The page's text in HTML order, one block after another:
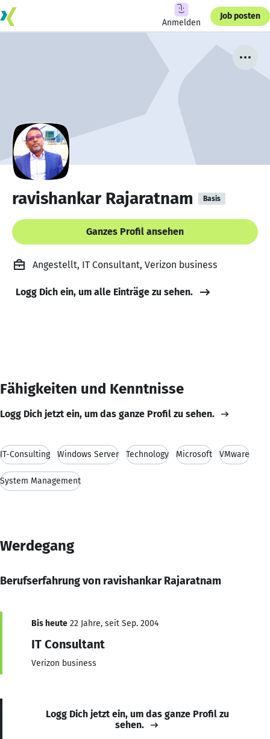
Anmelden
Job posten
ravishankar Rajaratnam Basis
Ganzes Profil ansehen
Angestellt, IT Consultant, Verizon business
Logg Dich ein, um alle Einträge zu sehen.
Fähigkeiten und Kenntnisse
Logg Dich jetzt ein, um das ganze Profil zu sehen.
IT-Consulting Windows Server Technology Microsoft VMware
System Management
Werdegang
Berufserfahrung von ravishankar Rajaratnam
Bis heute 22 Jahre, seit Sep. 2004
IT Consultant
Verizon business
Logg Dich jetzt ein, um das ganze Profil zu
sehen.